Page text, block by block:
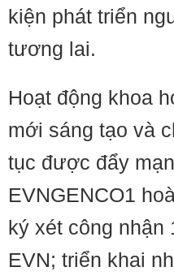
kiện phát triển
tương lai.
Hoạt động khoa
mới sáng tạo và
tục được đẩy
EVNGENCO1
ký xét công nhận
EVN; triển khai